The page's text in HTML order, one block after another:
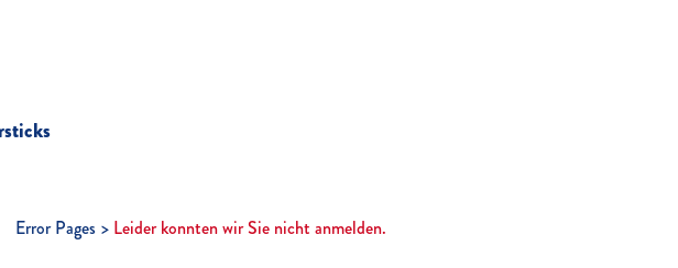
Error Pages Leider konnten wir Sie nicht anmelden.